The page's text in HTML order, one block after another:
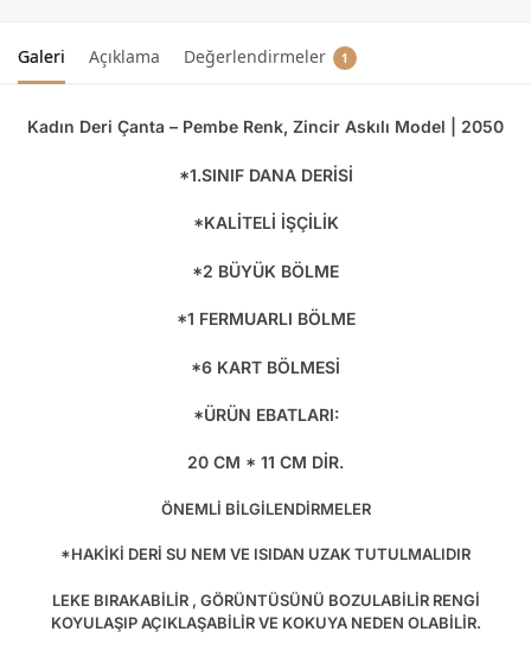
Galeri Açıklama Değerlendirmeler 1
Kadın Deri Çanta – Pembe Renk, Zincir Askılı Model | 2050
*1.SINIF DANA DERİSİ
*KALİTELİ İŞÇİLİK
*2 BÜYÜK BÖLME
*1 FERMUARLI BÖLME
*6 KART BÖLMESİ
*ÜRÜN EBATLARI:
20 CM * 11 CM DİR.
ÖNEMLİ BİLGİLENDİRMELER
*HAKİKİ DERİ SU NEM VE ISIDAN UZAK TUTULMALIDIR
LEKE BIRAKABİLİR , GÖRÜNTÜSÜNÜ BOZULABİLİR RENGİ
KOYULAŞIP AÇIKLAŞABİLİR VE KOKUYA NEDEN OLABİLİR.